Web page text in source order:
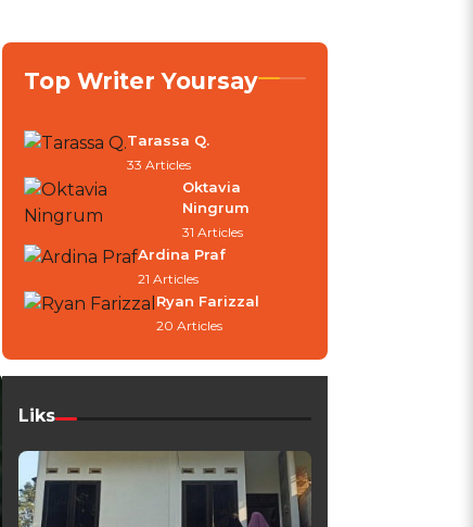
Top Writer Yoursay
Tarassa Q.
33 Articles
Oktavia
Ningrum
31 Articles
Ardina Praf
21 Articles
Ryan Farizzal
20 Articles
Liks